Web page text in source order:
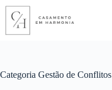
Pular
para
conteúdo
Categoria Gestão de Conflitos